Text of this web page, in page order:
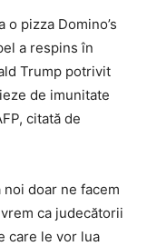
pizza Domino’s
a respins în
Trump potrivit
de imunitate
citată de
noi doar ne facem
ca judecătorii
care le vor lua